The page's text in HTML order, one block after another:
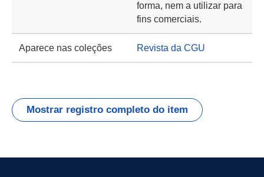
forma, nem a utilizar para
fins comerciais.
Aparece nas coleções Revista da CGU
Mostrar registro completo do item